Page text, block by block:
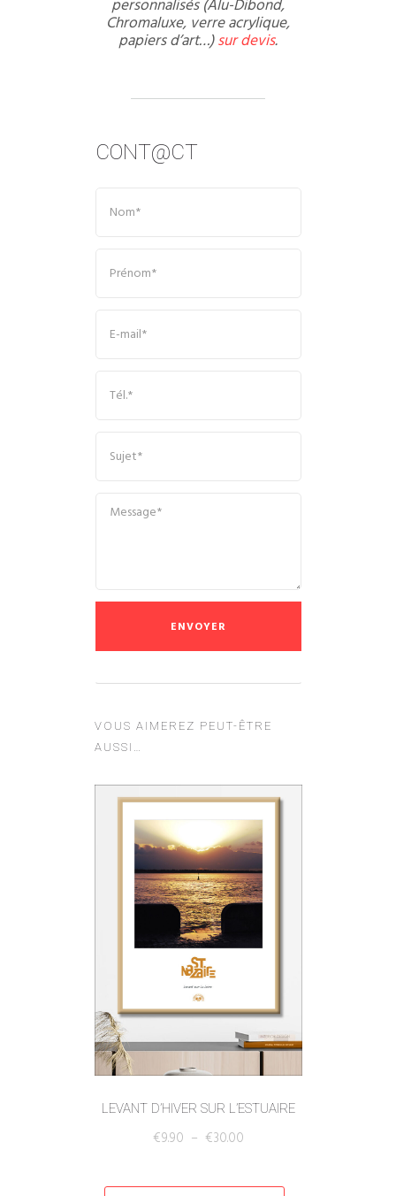
personnalisés (Alu-Dibond,
Chromaluxe, verre acrylique,
papiers d’art…)sur devis.
CONT@CT
VOUS AIMEREZ PEUT-ÊTRE
AUSSI…
LEVANT D’HIVER SUR L’ESTUAIRE
€9.90 – €30.00